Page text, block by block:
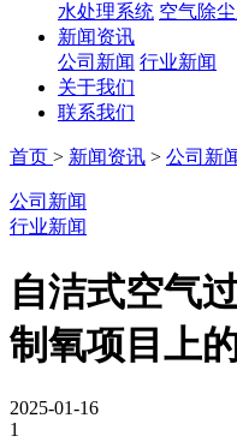
水处理系统 空气除
新闻资讯
公司新闻 行业新闻
关于我们
联系我们
首页 > 新闻资讯 > 公司新
公司新闻
行业新闻
自洁式空气
制氧项目上
2025-01-16
1